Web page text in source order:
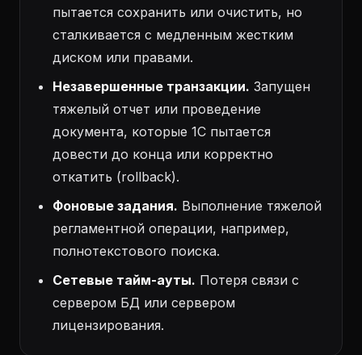
пытается сохранить или очистить, но
сталкивается с медленным жестким
диском или правами.
Незавершенные транзакции. Запущен
тяжелый отчет или проведение
документа, которые 1С пытается
довести до конца или корректно
откатить (rollback).
Фоновые задания. Выполнение тяжелой
регламентной операции, например,
полнотекстового поиска.
Сетевые тайм-ауты. Потеря связи с
сервером БД или сервером
лицензирования.